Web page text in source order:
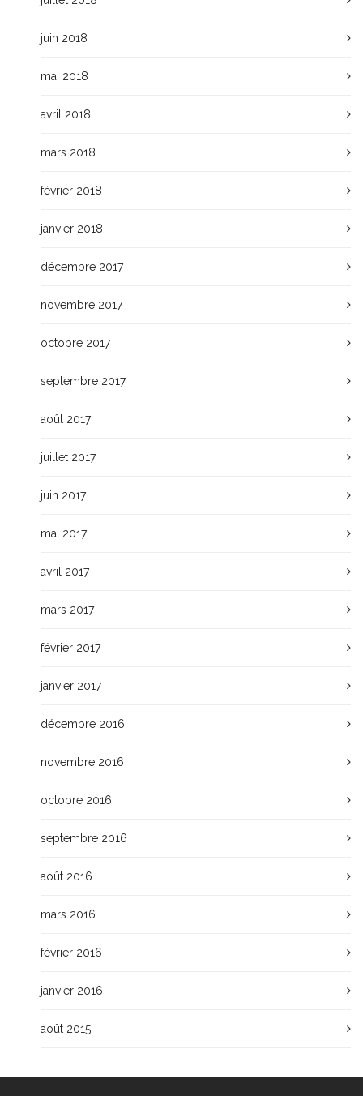
juin 2018
mai 2018
avril 2018
mars 2018
février 2018
janvier 2018
décembre 2017
novembre 2017
octobre 2017
septembre 2017
août 2017
juillet 2017
juin 2017
mai 2017
avril 2017
mars 2017
février 2017
janvier 2017
décembre 2016
novembre 2016
octobre 2016
septembre 2016
août 2016
mars 2016
février 2016
janvier 2016
août 2015